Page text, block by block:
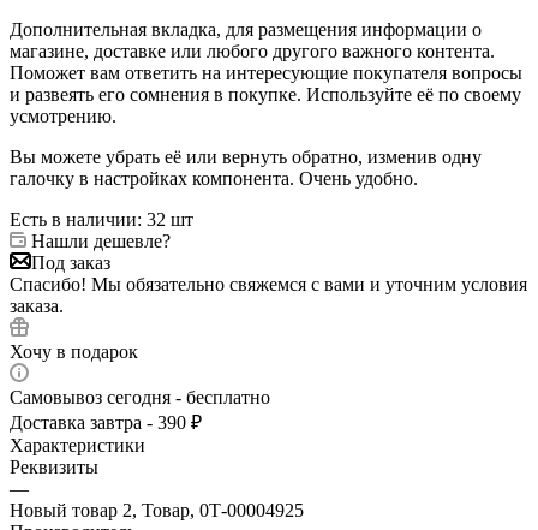
Дополнительная вкладка, для размещения информации о
магазине, доставке или любого другого важного контента.
Поможет вам ответить на интересующие покупателя вопросы
и развеять его сомнения в покупке. Используйте её по своему
усмотрению.
Вы можете убрать её или вернуть обратно, изменив одну
галочку в настройках компонента. Очень удобно.
Есть в наличии: 32 шт
Нашли дешевле?
Под заказ
Спасибо! Мы обязательно свяжемся с вами и уточним условия
заказа.
Хочу в подарок
Самовывоз сегодня - бесплатно
Доставка завтра - 390 ₽
Характеристики
Реквизиты
—
Новый товар 2, Товар, 0Т-00004925